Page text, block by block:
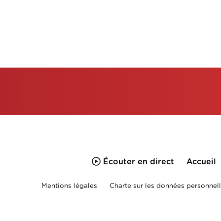
Écouter en direct Accueil
Mentions légales Charte sur les données